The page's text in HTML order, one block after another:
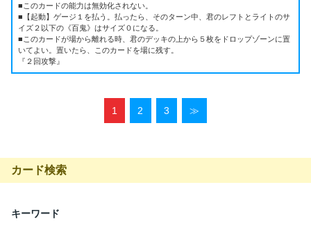
■このカードの能力は無効化されない。
■【起動】ゲージ１を払う。払ったら、そのターン中、君のレフトとライトのサ
イズ２以下の《百鬼》はサイズ０になる。
■このカードが場から離れる時、君のデッキの上から５枚をドロップゾーンに置
いてよい。置いたら、このカードを場に残す。
『２回攻撃』
1 2 3 ≫
カード検索
キーワード